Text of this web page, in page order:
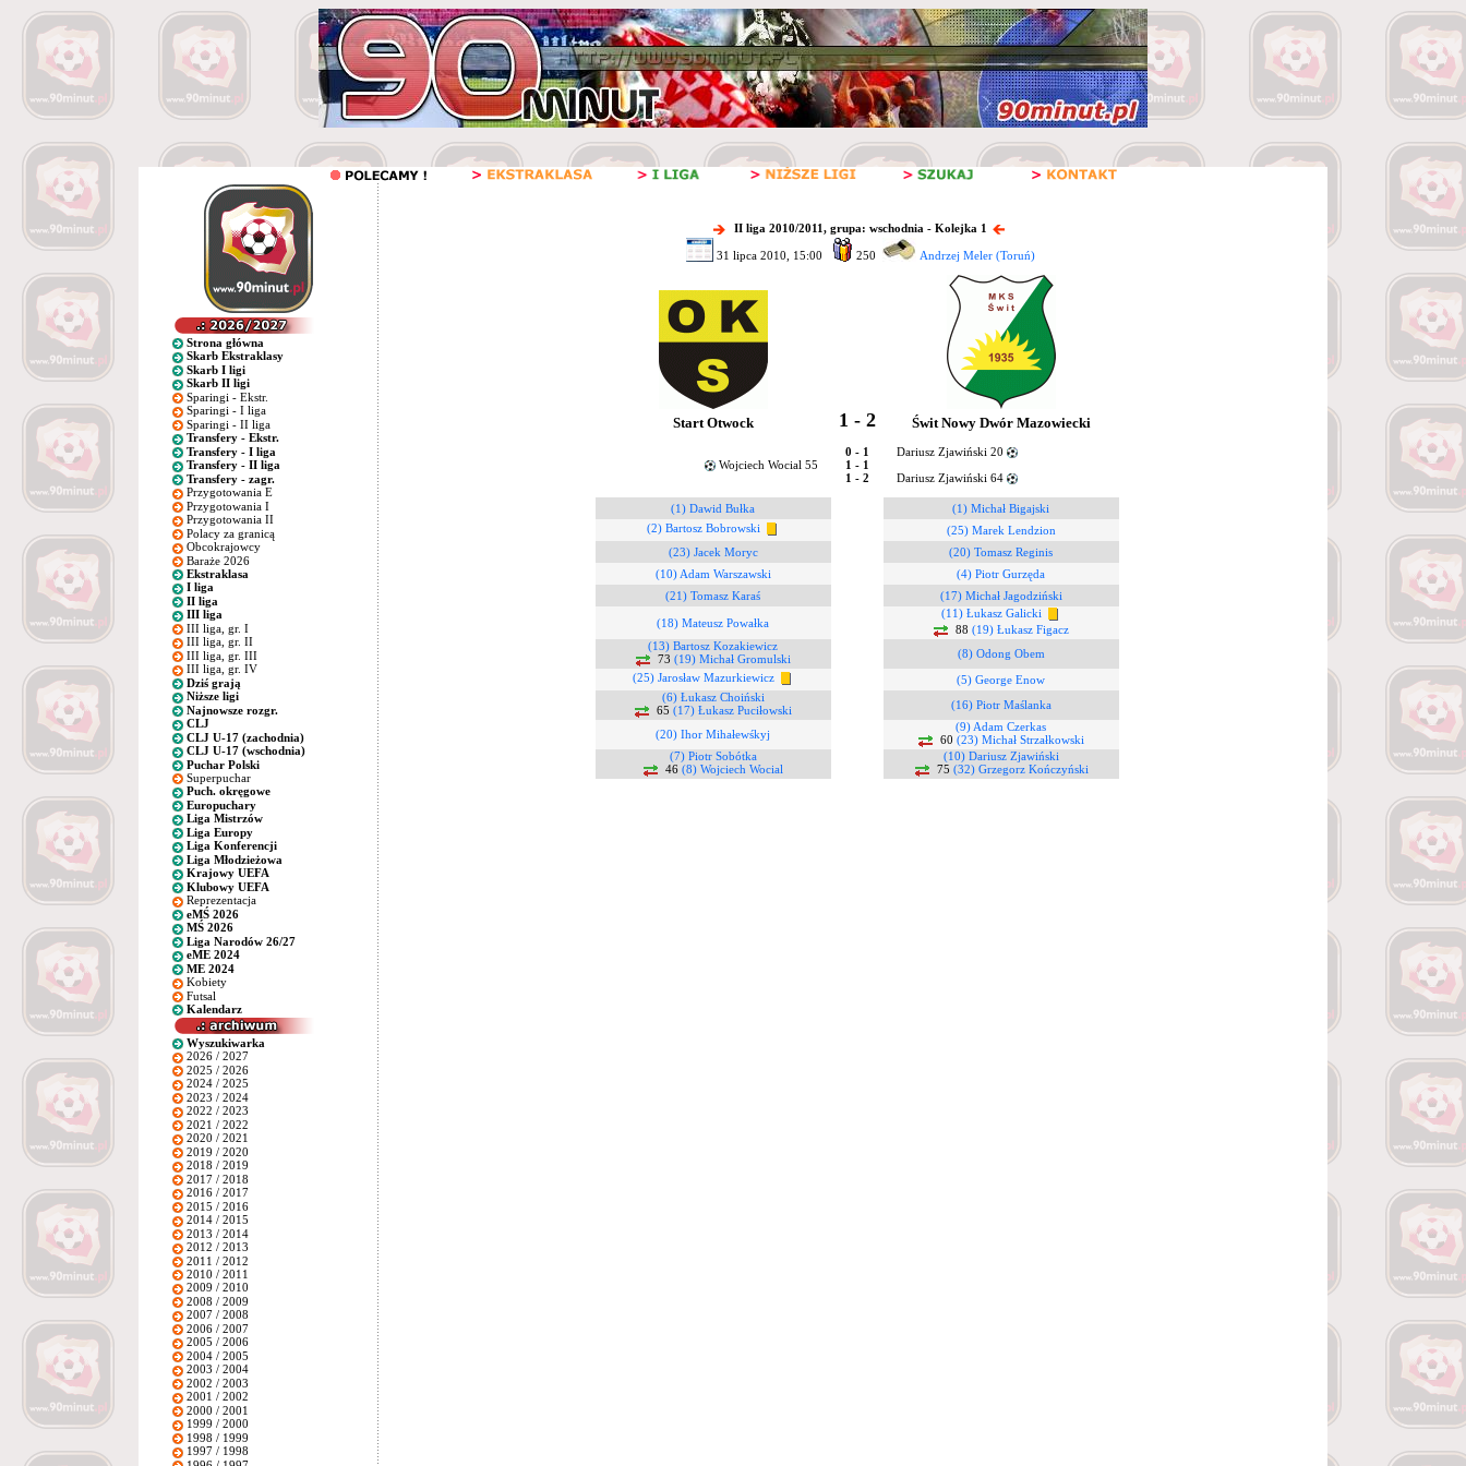
Strona główna
Skarb Ekstraklasy
Skarb I ligi
Skarb II ligi
Sparingi - Ekstr.
Sparingi - I liga
Sparingi - II liga
Transfery - Ekstr.
Transfery - I liga
Transfery - II liga
Transfery - zagr.
Przygotowania E
Przygotowania I
Przygotowania II
Polacy za granicą
Obcokrajowcy
Baraże 2026
Ekstraklasa
I liga
II liga
III liga
III liga, gr. I
III liga, gr. II
III liga, gr. III
III liga, gr. IV
Dziś grają
Niższe ligi
Najnowsze rozgr.
CLJ
CLJ U-17 (zachodnia)
CLJ U-17 (wschodnia)
Puchar Polski
Superpuchar
Puch. okręgowe
Europuchary
Liga Mistrzów
Liga Europy
Liga Konferencji
Liga Młodzieżowa
Krajowy UEFA
Klubowy UEFA
Reprezentacja
eMŚ 2026
MŚ 2026
Liga Narodów 26/27
eME 2024
ME 2024
Kobiety
Futsal
Kalendarz
Wyszukiwarka
2026 / 2027
2025 / 2026
2024 / 2025
2023 / 2024
2022 / 2023
2021 / 2022
2020 / 2021
2019 / 2020
2018 / 2019
2017 / 2018
2016 / 2017
2015 / 2016
2014 / 2015
2013 / 2014
2012 / 2013
2011 / 2012
2010 / 2011
2009 / 2010
2008 / 2009
2007 / 2008
2006 / 2007
2005 / 2006
2004 / 2005
2003 / 2004
2002 / 2003
2001 / 2002
2000 / 2001
1999 / 2000
1998 / 1999
1997 / 1998
II liga 2010/2011, grupa: wschodnia - Kolejka 1
31 lipca 2010, 15:00 250 Andrzej Meler (Toruń)
Start Otwock 1 - 2 Świt Nowy Dwór Mazowiecki
0 - 1
Dariusz Zjawiński 20
Wojciech Wocial 55
1 - 1
1 - 2
Dariusz Zjawiński 64
(1) Dawid Bułka
(1) Michał Bigajski
(2) Bartosz Bobrowski
(25) Marek Lendzion
(23) Jacek Moryc
(20) Tomasz Reginis
(10) Adam Warszawski
(4) Piotr Gurzęda
(21) Tomasz Karaś
(17) Michał Jagodziński
(18) Mateusz Powałka
(11) Łukasz Galicki
88 (19) Łukasz Figacz
(13) Bartosz Kozakiewicz
73 (19) Michał Gromulski
(8) Odong Obem
(25) Jarosław Mazurkiewicz
(5) George Enow
(6) Łukasz Choiński
65 (17) Łukasz Puciłowski (16) Piotr Maślanka
(20) Ihor Mihałewśkyj
(9) Adam Czerkas
60 (23) Michał Strzałkowski
(7) Piotr Sobótka
46 (8) Wojciech Wocial
(10) Dariusz Zjawiński
75 (32) Grzegorz Kończyński